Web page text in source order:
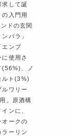
して誕
入門用
ドの玄関
バラ」
エンブ
使用さ
(56%)、ノ
ルト(3%)
ワリー
。原酒構
ンに、
オークの
ーリン